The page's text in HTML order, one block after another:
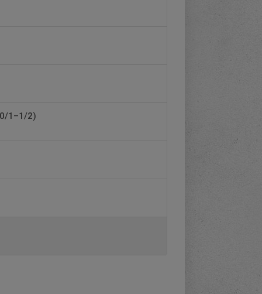
1–1/2)